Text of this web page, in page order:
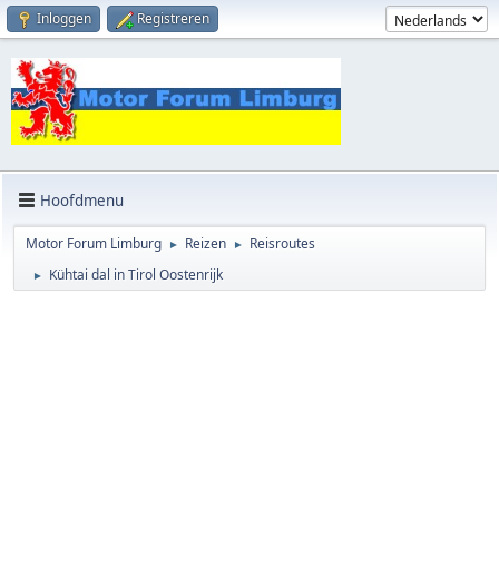
Inloggen Registreren
Hoofdmenu
Motor Forum Limburg ► Reizen ► Reisroutes
► Kühtai dal in Tirol Oostenrijk